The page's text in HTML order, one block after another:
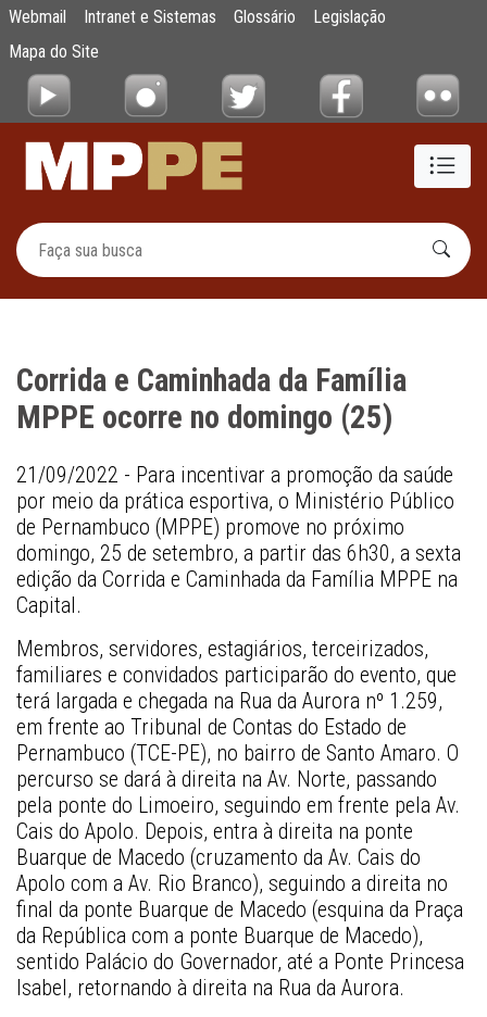
Pular para o Conteúdo principal
Corrida e Caminhada da Família MPPE
Webmail Intranet e Sistemas Glossário
Legislação
Mapa do Site
Corrida e Caminhada da Família
MPPE ocorre no domingo (25)
21/09/2022 - Para incentivar a promoção da saúde
por meio da prática esportiva, o Ministério Público
de Pernambuco (MPPE) promove no próximo
domingo, 25 de setembro, a partir das 6h30, a sexta
edição da Corrida e Caminhada da Família MPPE na
Capital.
Membros, servidores, estagiários, terceirizados,
familiares e convidados participarão do evento, que
terá largada e chegada na Rua da Aurora nº 1.259,
em frente ao Tribunal de Contas do Estado de
Pernambuco (TCE-PE), no bairro de Santo Amaro. O
percurso se dará à direita na Av. Norte, passando
pela ponte do Limoeiro, seguindo em frente pela Av.
Cais do Apolo. Depois, entra à direita na ponte
Buarque de Macedo (cruzamento da Av. Cais do
Apolo com a Av. Rio Branco), seguindo a direita no
final da ponte Buarque de Macedo (esquina da Praça
da República com a ponte Buarque de Macedo),
sentido Palácio do Governador, até a Ponte Princesa
Isabel, retornando à direita na Rua da Aurora.